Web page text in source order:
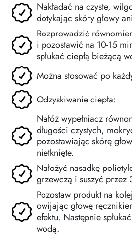
Nakładać na czyste,
dotykając skóry głowy
Rozprowadzić
i pozostawić na 10-15
spłukać ciepłą bieżącą
Można stosować po
Odzyskiwanie ciepła:
Nałóż wypełniacz
długości czystych,
pozostawiając skórę
nietknięte.
Nałożyć nasadkę
grzewczą i suszyć przez
Pozostaw produkt na
owijając głowę
efektu. Następnie
wodą.